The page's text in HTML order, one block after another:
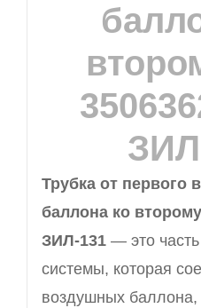
Трубка от первого
баллона ко
ЗИЛ-131— это часть
системы, которая
воздушных баллона,